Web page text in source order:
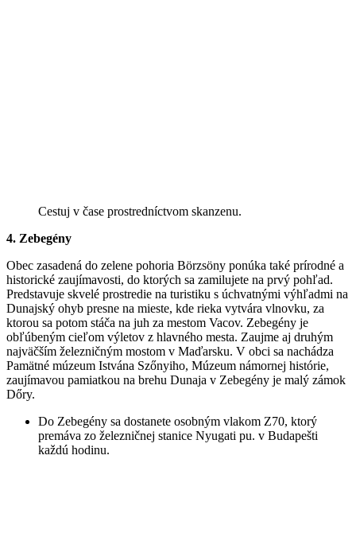
Cestuj v čase prostredníctvom skanzenu.
4. Zebegény
Obec zasadená do zelene pohoria Börzsöny ponúka také prírodné a
historické zaujímavosti, do ktorých sa zamilujete na prvý pohľad.
Predstavuje skvelé prostredie na turistiku s úchvatnými výhľadmi na
Dunajský ohyb presne na mieste, kde rieka vytvára vlnovku, za
ktorou sa potom stáča na juh za mestom Vacov. Zebegény je
obľúbeným cieľom výletov z hlavného mesta. Zaujme aj druhým
najväčším železničným mostom v Maďarsku. V obci sa nachádza
Pamätné múzeum Istvána Szőnyiho, Múzeum námornej histórie,
zaujímavou pamiatkou na brehu Dunaja v Zebegény je malý zámok
Dőry.
Do Zebegény sa dostanete osobným vlakom Z70, ktorý
premáva zo železničnej stanice Nyugati pu. v Budapešti
každú hodinu.